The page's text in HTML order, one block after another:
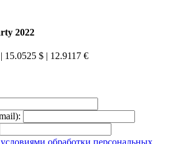
2022
| 15.0525 $ | 12.9117 €
условиями обработки персональных